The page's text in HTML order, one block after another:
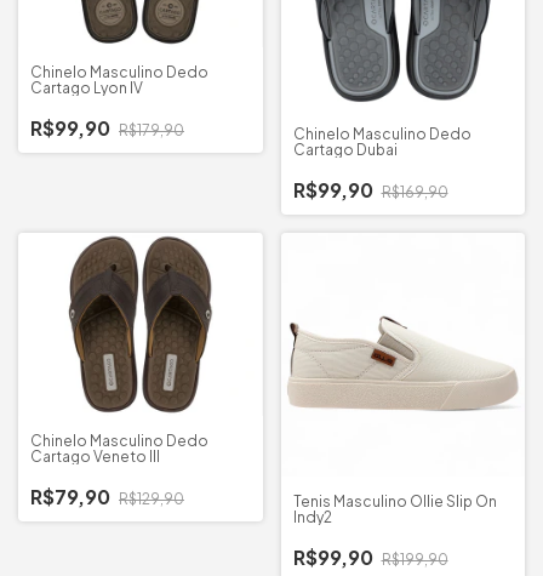
Chinelo Masculino Dedo
Cartago Lyon IV
R$99,90 R$179,90
Chinelo Masculino Dedo
Cartago Dubai
R$99,90 R$169,90
Chinelo Masculino Dedo
Cartago Veneto III
R$79,90 R$129,90
Tenis Masculino Ollie Slip On
Indy2
R$99,90 R$199,90